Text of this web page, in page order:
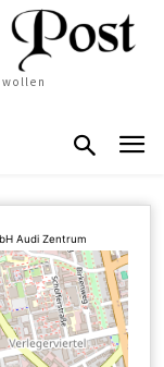
Audi Zentrum